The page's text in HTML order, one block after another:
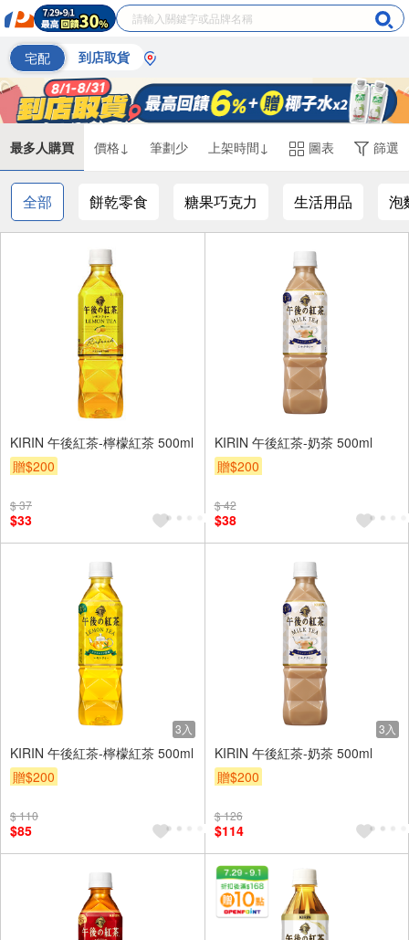
宅配 到店取貨
最多人購買 價格↓ 筆劃少 上架時間↓ 圖表 篩選
全部 餅乾零食 糖果巧克力 生活用品 泡
KIRIN 午後紅茶-檸檬紅茶 500ml
贈$200
$ 37
$33
KIRIN 午後紅茶-奶茶 500ml
贈$200
$ 42
$38
3入
KIRIN 午後紅茶-檸檬紅茶 500ml
贈$200
$ 110
$85
3入
KIRIN 午後紅茶-奶茶 500ml
贈$200
$ 126
$114